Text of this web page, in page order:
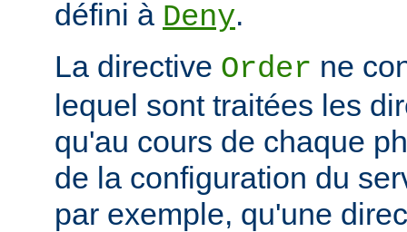
défini à Deny.
La directive Order ne
lequel sont traitées les
qu'au cours de chaque
de la configuration du
par exemple, qu'une